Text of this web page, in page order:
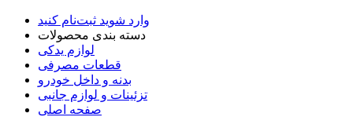
وارد شوید ثبت‌نام کنید
دسته بندی محصولات
لوازم یدکی
قطعات مصرفی
بدنه و داخل خودرو
تزئینات و لوازم جانبی
صفحه اصلی